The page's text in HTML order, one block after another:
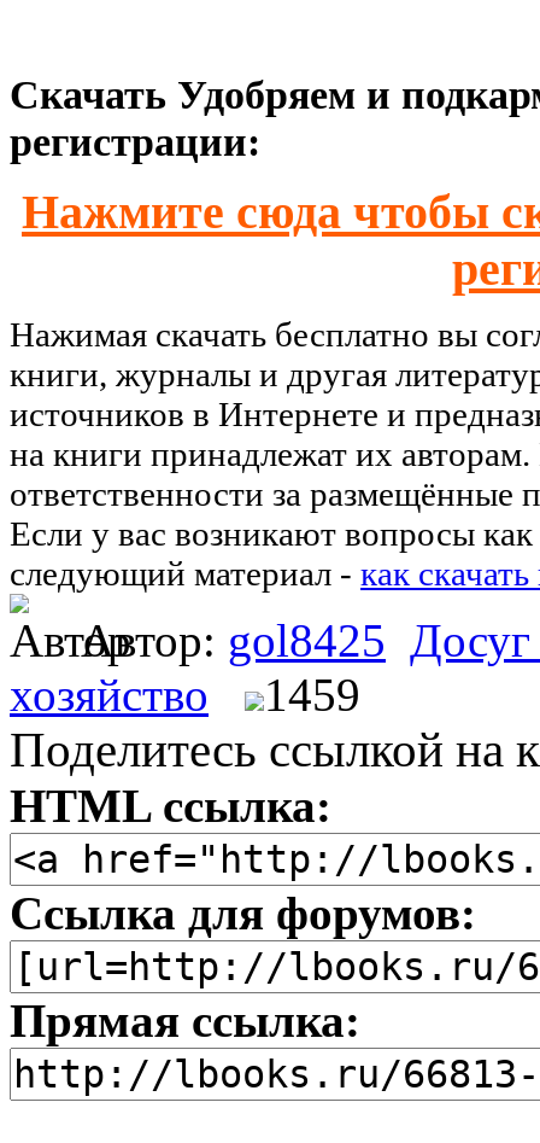
Скачать Удобряем и
регистрации:
Нажмите сюда чтобы
Нажимая скачать бесплатно вы
книги, журналы и другая
источников в Интернете и
на книги принадлежат их
ответственности за размещённые
Если у вас возникают вопросы как
следующий материал - как
Автор: gol8425
хозяйство
1459
Поделитесь ссылкой на
HTML ссылка:
Ссылка для форумов:
Прямая ссылка: